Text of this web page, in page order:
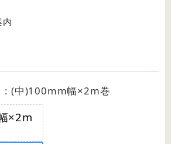
: (中)100mm幅×2m巻
×2m